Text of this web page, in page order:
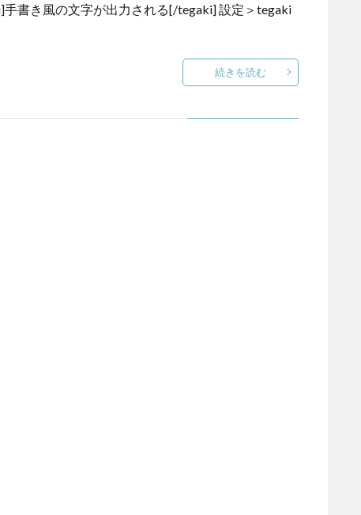
書き風の文字が出力される[/tegaki] 設定＞tegaki
続きを読む